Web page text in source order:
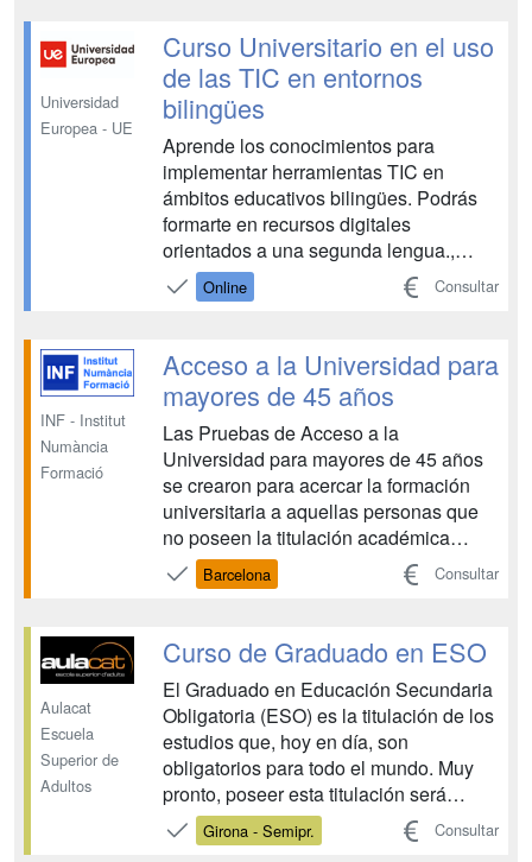
sociedad y la tecnología. Cuando el
acoso persiste, a...
Universidad
Europea - UE
Curso Universitario en el uso
de las TIC en entornos
bilingües
Aprende los conocimientos para
implementar herramientas TIC en
ámbitos educativos bilingües. Podrás
formarte en recursos digitales
orientados a una segunda lengua.,
tendrás un temario adaptado para
formarte sobre las herramientas
recursos para ejercer la educación
bilingüe de forma innovadora. Conoce
todos los benefic...
Online Consultar
INF - Institut
Numància
Formació
Acceso a la Universidad para
mayores de 45 años
Las Pruebas de Acceso a la
Universidad para mayores de 45 años
se crearon para acercar la formación
universitaria a aquellas personas que
no poseen la titulación académica
exigida pero quieren iniciar estudios
universitarios. El Curso de acceso a la
prepara para superar las pruebas de
acceso a las enseñanzas...
Barcelona Consultar
Aulacat
Escuela
Superior de
Adultos
Curso de Graduado en ESO
El Graduado en Educación Secundaria
Obligatoria (ESO) es la titulación de los
estudios que, hoy en día, son
obligatorios para todo el mundo. Muy
pronto, poseer esta titulación será
requisito indispensable para aspectos
esenciales como ser contratado en una
Girona - Semipr. Consultar